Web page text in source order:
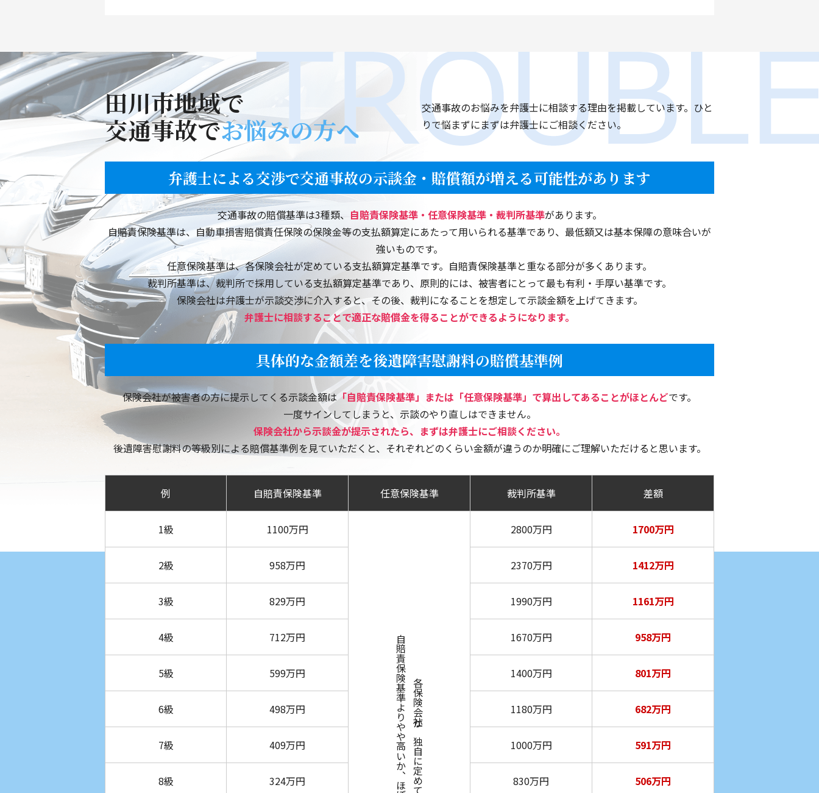
佐賀県佐賀市 【佐賀県佐賀市】とても親身になって対応していただいたので安心して相談できました。
福岡市城南区 【福岡市城南区】迅速に対応して頂きとても助かりました。
うきは市浮羽町 【うきは市浮羽町】不安ななか丁寧に対応していただき心強かったです。
【福岡市東区】長い間や大変お世話になりました。
福岡市東区 【福岡市東区】中谷先生、お忙しいなか大変お世話になりました。
福岡市西区
【福岡市西区】利益の見込めない事故で、お引き受けいただき本当にありがとうござい
ました。
福岡県朝倉市 【福岡県朝倉市】最初に会って詳しく説明して頂きました。
福岡県糸島市 【福岡県糸島市】丁寧なご説明、ありがとうございました。
福岡県春日市 【福岡県春日市】わからない事に親切、丁寧にお答えいただきました。
【福岡市東区】交通事故損害賠償請求に対して、大変お世話になりました。
【佐賀県佐賀市】とても親身になって対応していただいたので安心して相談できました。
【福岡市城南区】迅速に対応して頂きとても助かりました。
うきは市浮羽町 【うきは市浮羽町】不安ななか丁寧に対応していただき心強かったです。
田川市地域で
交通事故でお悩みの方へ
交通事故のお悩みを弁護士に相談する理由を掲載しています。ひと
りで悩まずにまずは弁護士にご相談ください。
弁護士による交渉で交通事故の示談金・賠償額が増える可能性があります
交通事故の賠償基準は3種類、 自賠責保険基準・任意保険基準・裁判所基準があります。
自賠責保険基準は、自動車損害賠償責任保険の保険金等の支払額算定にあたって用いられる基準であり、最低額又は基本保障の意味合いが
強いものです。
任意保険基準は、各保険会社が定めている支払額算定基準です。自賠責保険基準と重なる部分が多くあります。
裁判所基準は、裁判所で採用している支払額算定基準であり、原則的には、被害者にとって最も有利・手厚い基準です。
保険会社は弁護士が示談交渉に介入すると、その後、裁判になることを想定して示談金額を上げてきます。
弁護士に相談することで適正な賠償金を得ることができるようになります。
具体的な金額差を後遺障害慰謝料の賠償基準例
保険会社が被害者の方に提示してくる示談金額は「自賠責保険基準」または「任意保険基準」で算出してあることがほとんどです。
一度サインしてしまうと、示談のやり直しはできません。
保険会社から示談金が提示されたら、まずは弁護士にご相談ください。
後遺障害慰謝料の等級別による賠償基準例を見ていただくと、それぞれどのくらい金額が違うのか明確にご理解いただけると思います。
例 自賠責保険基準 任意保険基準 裁判所基準 差額
1級 1100万円 2800万円 1700万円
2級 958万円 2370万円 1412万円
3級 829万円 1990万円 1161万円
4級 712万円 1670万円 958万円
5級 599万円 1400万円 801万円
6級 498万円 1180万円 682万円
7級 409万円 1000万円 591万円
8級 324万円 830万円 506万円